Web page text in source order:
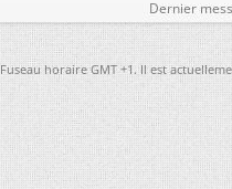
Dernier
Fuseau horaire GMT +1. Il est